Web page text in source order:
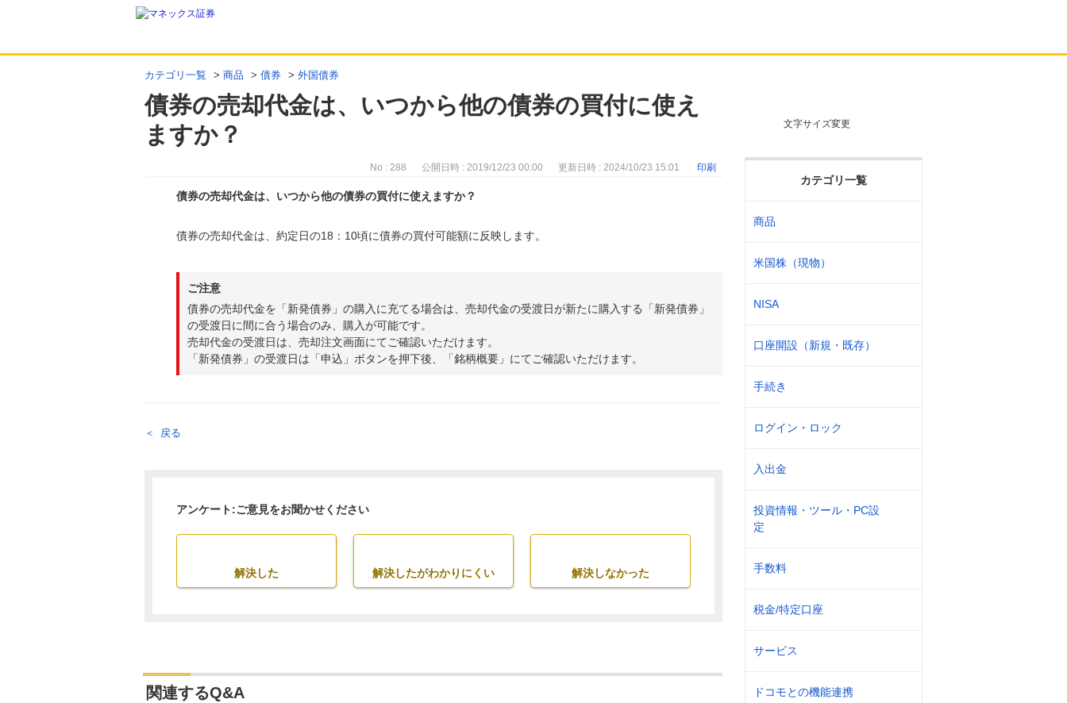
カテゴリ一覧 > 商品 > 債券 > 外国債券
債券の売却代金は、いつから他の債券の買付に使え
ますか？
文字サイズ変更
カテゴリ一覧
商品
米国株（現物）
NISA
口座開設（新規・既存）
手続き
ログイン・ロック
入出金
投資情報・ツール・PC設
定
手数料
税金/特定口座
サービス
ドコモとの機能連携
No : 288 公開日時 : 2019/12/23 00:00 更新日時 : 2024/10/23 15:01 印刷
債券の売却代金は、いつから他の債券の買付に使えますか？
回答
債券の売却代金は、約定日の18：10頃に債券の買付可能額に反映します。
ご注意
債券の売却代金を「新発債券」の購入に充てる場合は、売却代金の受渡日が新たに購入する「新発債券」
の受渡日に間に合う場合のみ、購入が可能です。
売却代金の受渡日は、売却注文画面にてご確認いただけます。
「新発債券」の受渡日は「申込」ボタンを押下後、「銘柄概要」にてご確認いただけます。
戻る
アンケート:ご意見をお聞かせください
解決した 解決したがわかりにくい 解決しなかった
関連するQ&A